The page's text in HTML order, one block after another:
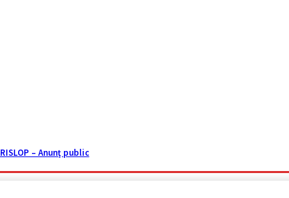
– Anunţ public